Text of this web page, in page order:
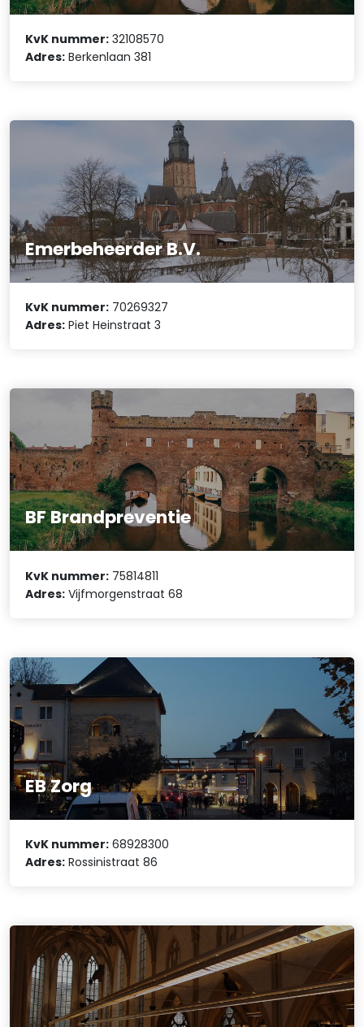
KvK nummer: 32108570
Adres: Berkenlaan 381
Emerbeheerder B.V.
KvK nummer: 70269327
Adres: Piet Heinstraat 3
BF Brandpreventie
KvK nummer: 75814811
Adres: Vijfmorgenstraat 68
EB Zorg
KvK nummer: 68928300
Adres: Rossinistraat 86